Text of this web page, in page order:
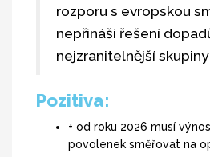
rozporu s evropskou
nepřináší řešení
nejzranitelnější
Pozitiva:
+ od roku 2026 musí
povolenek směřovat na